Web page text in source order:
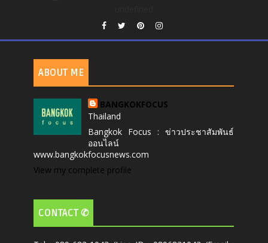
ABOUT ME
BANGKOKFOCUS
Thailand
Bangkok Focus : ข่าวประชาสัมพันธ์
ออนไลน์
www.bangkokfocusnews.com
View my complete profile
CONTACT ✆